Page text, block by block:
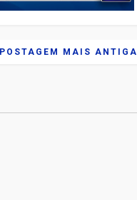
POSTAGEM MAIS ANTIGA